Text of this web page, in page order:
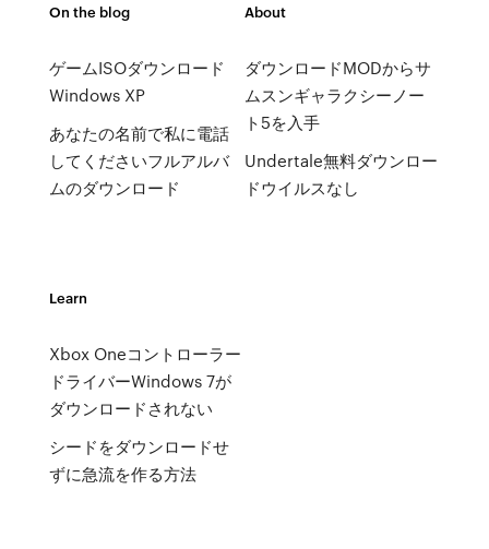
On the blog
ゲームISOダウンロード
Windows XP
あなたの名前で私に電話
してくださいフルアルバ
ムのダウンロード
About
ダウンロードMODからサ
ムスンギャラクシーノー
ト5を入手
Undertale無料ダウンロー
ドウイルスなし
Learn
Xbox Oneコントローラー
ドライバーWindows 7が
ダウンロードされない
シードをダウンロードせ
ずに急流を作る方法